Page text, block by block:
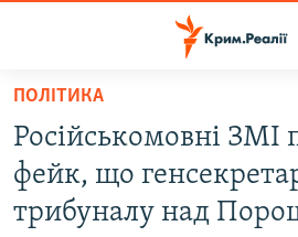
Перейти
основного
матеріалу
Перейти
до
ВОДА.КРИМ
ВІДЕО ТА ФОТО
ПОЛІТИКА
Російськомовні
фейк, що
трибуналу над